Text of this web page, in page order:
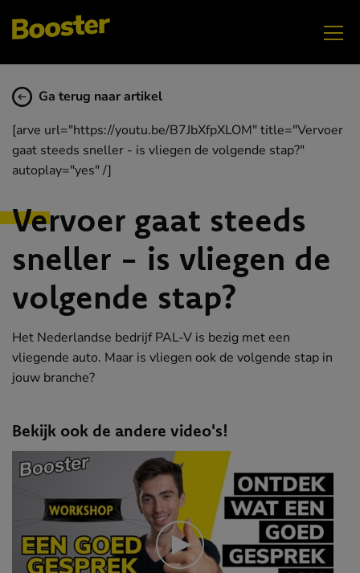
Ga terug naar artikel
[arve url="https://youtu.be/B7JbXfpXLOM" title="Vervoer
gaat steeds sneller - is vliegen de volgende stap?"
autoplay="yes" /]
Vervoer gaat steeds
sneller - is vliegen de
volgende stap?
Het Nederlandse bedrijf PAL-V is bezig met een
vliegende auto. Maar is vliegen ook de volgende stap in
jouw branche?
Bekijk ook de andere video's!